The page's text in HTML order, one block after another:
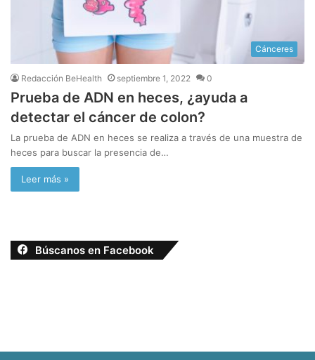
Cánceres
Redacción BeHealth septiembre 1, 2022 0
Prueba de ADN en heces, ¿ayuda a
detectar el cáncer de colon?
La prueba de ADN en heces se realiza a través de una muestra de
heces para buscar la presencia de…
Leer más »
Búscanos en Facebook